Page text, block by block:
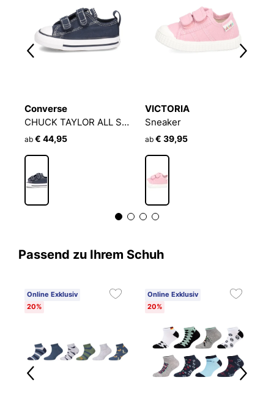
Converse
CHUCK TAYLOR ALL STAR 2V CANVAS
ab € 44,95
VICTORIA
Sneaker
ab € 39,95
Passend zu Ihrem Schuh
Online Exklusiv
20%
Online Exklusiv
20%